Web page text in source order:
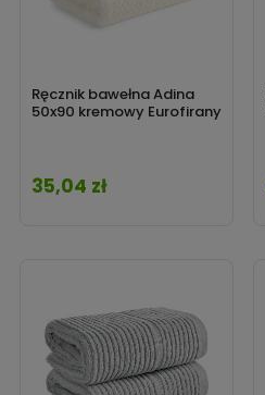
Ręcznik bawełna Adina
50x90 kremowy Eurofirany
Cena
35,04 zł